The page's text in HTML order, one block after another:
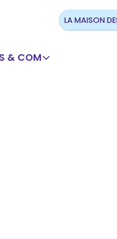
LA MAISON
& COM